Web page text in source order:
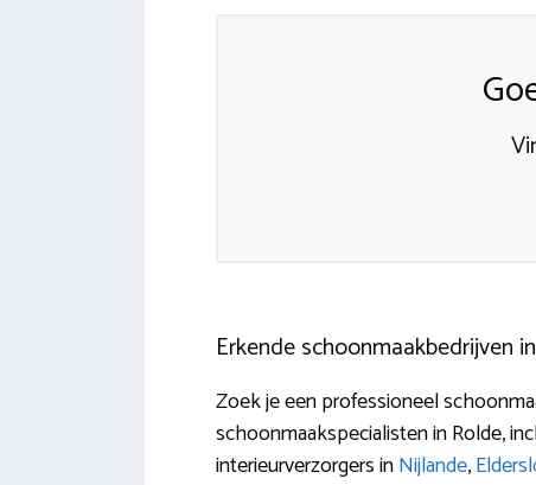
Erkende schoonmaakbedrijven
Zoek je een professioneel
schoonmaakspecialisten in Rolde,
interieurverzorgers inNijlande,